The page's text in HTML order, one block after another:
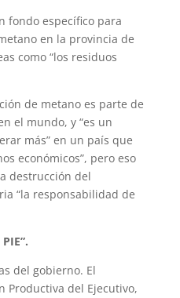
fondo específico para
en la provincia de
como “los residuos
de metano es parte de
el mundo, y “es un
más” en un país que
económicos”, pero eso
destrucción del
“la responsabilidad de
PIE”.
del gobierno. El
Productiva del Ejecutivo,